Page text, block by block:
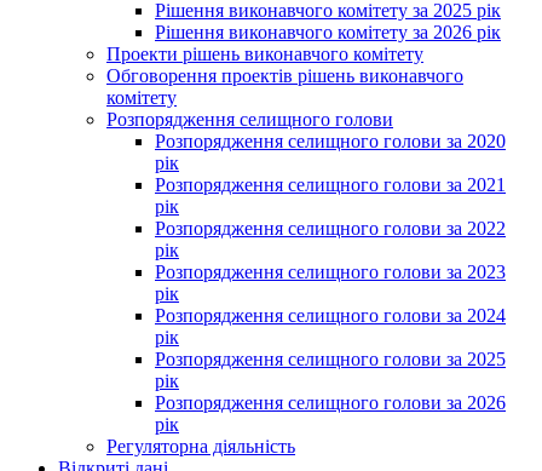
Рішення виконавчого комітету за 2025 рік
Рішення виконавчого комітету за 2026 рік
Проекти рішень виконавчого комітету
Обговорення проектів рішень виконавчого
комітету
Розпорядження селищного голови
Розпорядження селищного голови за 2020
рік
Розпорядження селищного голови за 2021
рік
Розпорядження селищного голови за 2022
рік
Розпорядження селищного голови за 2023
рік
Розпорядження селищного голови за 2024
рік
Розпорядження селищного голови за 2025
рік
Розпорядження селищного голови за 2026
рік
Регуляторна діяльність